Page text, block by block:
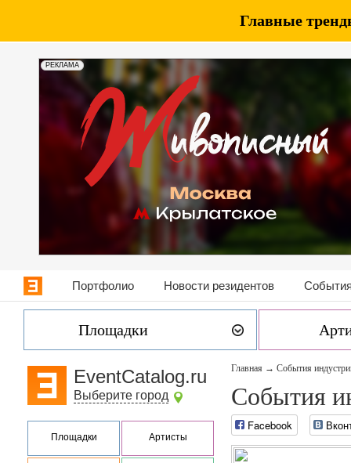
РЕКЛАМА
Главные
Портфолио Новости резидентов
Площадки
EventCatalog.ru
Выберите город
Площадки Артисты
Главная → События
События
Facebook